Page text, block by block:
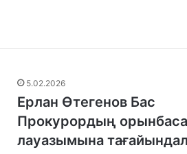
5.02.2026
Ерлан Өтегенов Бас
Прокурордың
лауазымына